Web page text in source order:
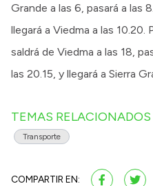
Grande a las 6, pasará a las
llegará a Viedma a las
saldrá de Viedma a las 18,
las 20.15, y llegará a Sierra
TEMAS RELACIONADOS
Transporte
COMPARTIR EN: